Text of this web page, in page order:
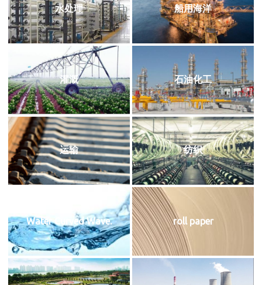
水处理 船用海洋
灌溉 石油化工
运输 纺织
Water Curved Wave. roll paper